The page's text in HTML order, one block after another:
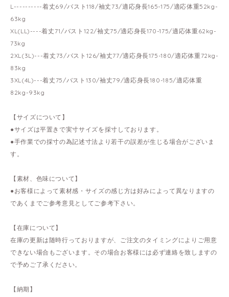
L----------着丈69/バスト118/袖丈73/適応身長165-175/適応体重52kg-
63kg
XL(LL)----着丈71/バスト122/袖丈75/適応身長170-175/適応体重62kg-
73kg
2XL(3L)---着丈73/バスト126/袖丈77/適応身長175-180/適応体重72kg-
83kg
3XL(4L)---着丈75/バスト130/袖丈79/適応身長180-185/適応体重
82kg-93kg
【サイズについて】
●サイズは平置きで実寸サイズを採寸しております。
●手作業での採寸の為記述寸法より若干の誤差が生じる場合がございま
す。
【素材、色味について】
●お客様によって素材感・サイズの感じ方は好みによって異なりますの
であくまでご参考意見としてご参考下さい。
【在庫について】
在庫の更新は随時行っておりますが、ご注文のタイミングによりご用意
できない場合もございます。その場合お客様には必ず連絡を致しますの
で予めご了承ください。
【納期】